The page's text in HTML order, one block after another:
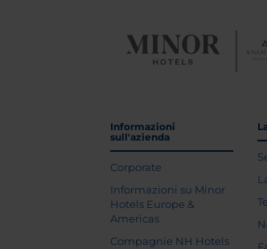
Informazioni
sull'azienda
Corporate
Informazioni su Minor
Hotels Europe &
Americas
Compagnie NH Hotels